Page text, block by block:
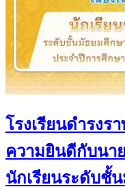
โรงเรียนดำรงร
ความยินดีกับนา
นักเรียนระดับชั้